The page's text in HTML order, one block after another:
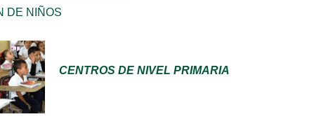
DE NIÑOS
CENTROS DE NIVEL PRIMARIA